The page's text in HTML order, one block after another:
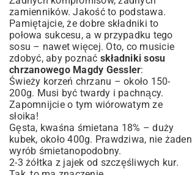
zamienników. Jakość to podstawa.
Pamiętajcie, że dobre składniki to
połowa sukcesu, a w przypadku tego
sosu – nawet więcej. Oto, co musicie
zdobyć, aby poznać składniki sosu
chrzanowego Magdy Gessler:
Świeży korzeń chrzanu – około 150-
200g. Musi być twardy i pachnący.
Zapomnijcie o tym wiórowatym ze
słoika!
Gęsta, kwaśna śmietana 18% – duży
kubek, około 400g. Prawdziwa, nie żaden
wyrób śmietanopodobny.
2-3 żółtka z jajek od szczęśliwych kur.